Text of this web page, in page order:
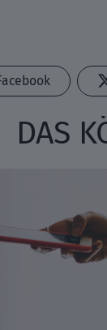
DAS